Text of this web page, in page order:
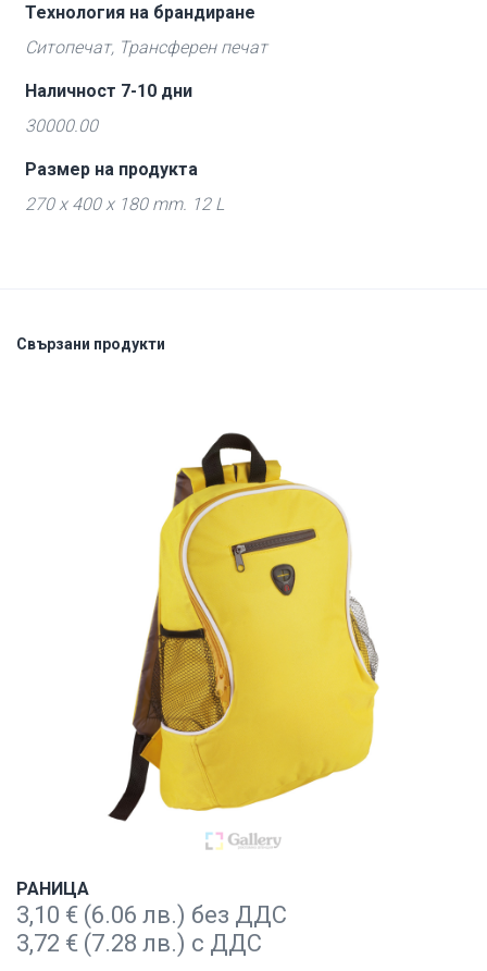
Технология на брандиране
Ситопечат, Трансферен печат
Наличност 7-10 дни
30000.00
Размер на продукта
270 x 400 x 180 mm. 12 L
Свързани продукти
РАНИЦА
3,10 € (6.06 лв.) без ДДС
3,72 € (7.28 лв.) с ДДС